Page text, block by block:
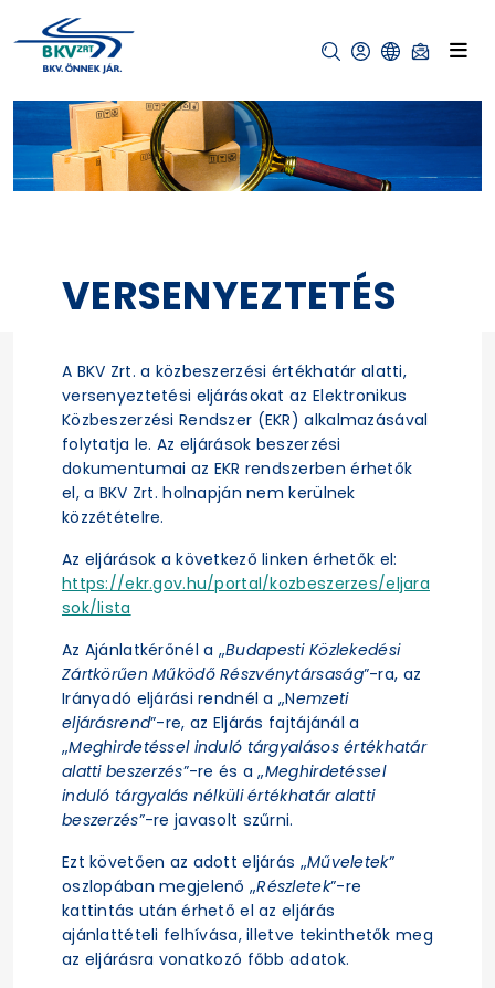
VERSENYEZTETÉS
A BKV Zrt. a közbeszerzési értékhatár alatti,
versenyeztetési eljárásokat az Elektronikus
Közbeszerzési Rendszer (EKR) alkalmazásával
folytatja le. Az eljárások beszerzési
dokumentumai az EKR rendszerben érhetők
el, a BKV Zrt. holnapján nem kerülnek
közzétételre.
Az eljárások a következő linken érhetők el:
https://ekr.gov.hu/portal/kozbeszerzes/eljara
sok/lista
Az Ajánlatkérőnél a „Budapesti Közlekedési
Zártkörűen Működő Részvénytársaság”-ra, az
Irányadó eljárási rendnél a „Nemzeti
eljárásrend”-re, az Eljárás fajtájánál a
„Meghirdetéssel induló tárgyalásos értékhatár
alatti beszerzés”-re és a „Meghirdetéssel
induló tárgyalás nélküli értékhatár alatti
beszerzés”-re javasolt szűrni.
Ezt követően az adott eljárás „Műveletek”
oszlopában megjelenő „Részletek”-re
kattintás után érhető el az eljárás
ajánlattételi felhívása, illetve tekinthetők meg
az eljárásra vonatkozó főbb adatok.